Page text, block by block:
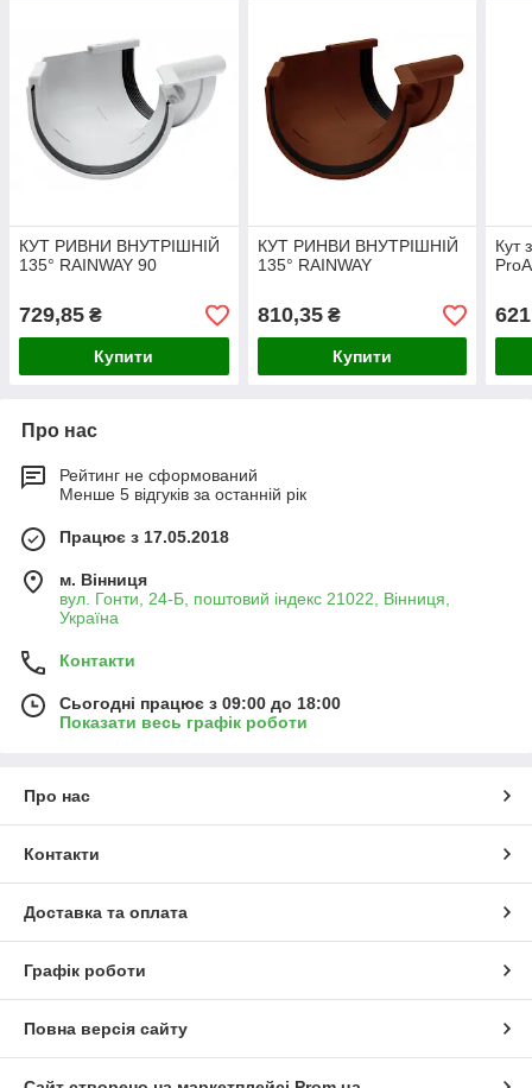
КУТ РИВНИ ВНУТРІШНІЙ
135° RAINWAY 90
729,85 ₴
Купити
КУТ РИНВИ ВНУТРІШНІЙ
135° RAINWAY
810,35₴
Купити
Кут
Про нас
Рейтинг не сформований
Менше 5 відгуків за останній рік
Працює з 17.05.2018
м. Вінниця
вул. Гонти, 24-Б, поштовий індекс 21022, Вінниця,
Україна
Контакти
Сьогодні працює з 09:00 до 18:00
Показати весь графік роботи
Про нас
Контакти
Доставка та оплата
Графік роботи
Повна версія сайту